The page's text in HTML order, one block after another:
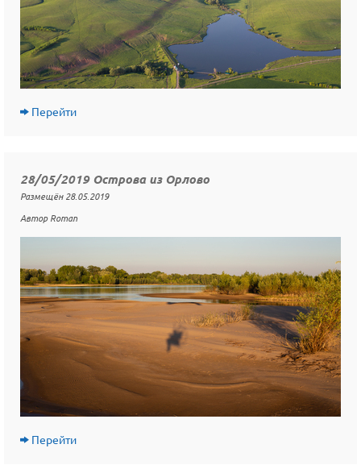
Перейти
28/05/2019 Острова из Орлово
Размещён 28.05.2019
Автор Roman
Перейти